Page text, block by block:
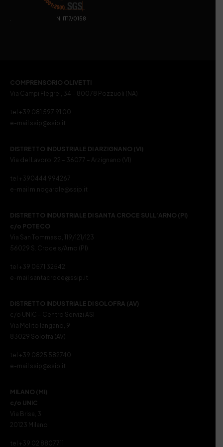
. N. IT17/0158
COMPRENSORIO OLIVETTI
Via Campi Flegrei, 34 – 80078 Pozzuoli (NA)
tel +39 081 597 91 00
e-mail ssip@ssip.it
DISTRETTO INDUSTRIALE DI ARZIGNANO (VI)
Via del Lavoro, 22 – 36077 – Arzignano (VI)
tel +390444 994267
e-mail m.nogarole@ssip.it
DISTRETTO INDUSTRIALE DI SANTA CROCE SULL’ARNO (PI)
c/o POTECO
Via San Tommaso, 119/121/123
56029 S. Croce s/Arno (PI)
tel +39 0571 32542
e-mail santacroce@ssip.it
DISTRETTO INDUSTRIALE DI SOLOFRA (AV)
c/o UNIC – Centro Servizi ASI
Via Melito Iangano, 9
83029 Solofra (AV)
tel +39 0825 582740
e-mail ssip@ssip.it
MILANO (MI)
c/o UNIC
Via Brisa, 3
20123 Milano
tel +39 02 8807711